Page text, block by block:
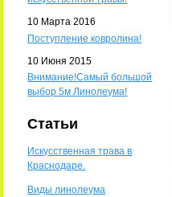
10 Марта 2016
Поступление ковролина!
10 Июня 2015
Внимание!Самый большой
выбор 5м Линолеума!
Статьи
Искусственная трава в
Краснодаре.
Виды линолеума